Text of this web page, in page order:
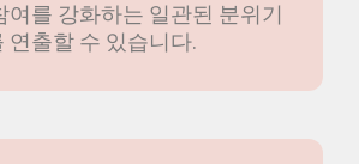
여를 강화하는 일관된 분위기
연출할 수 있습니다.